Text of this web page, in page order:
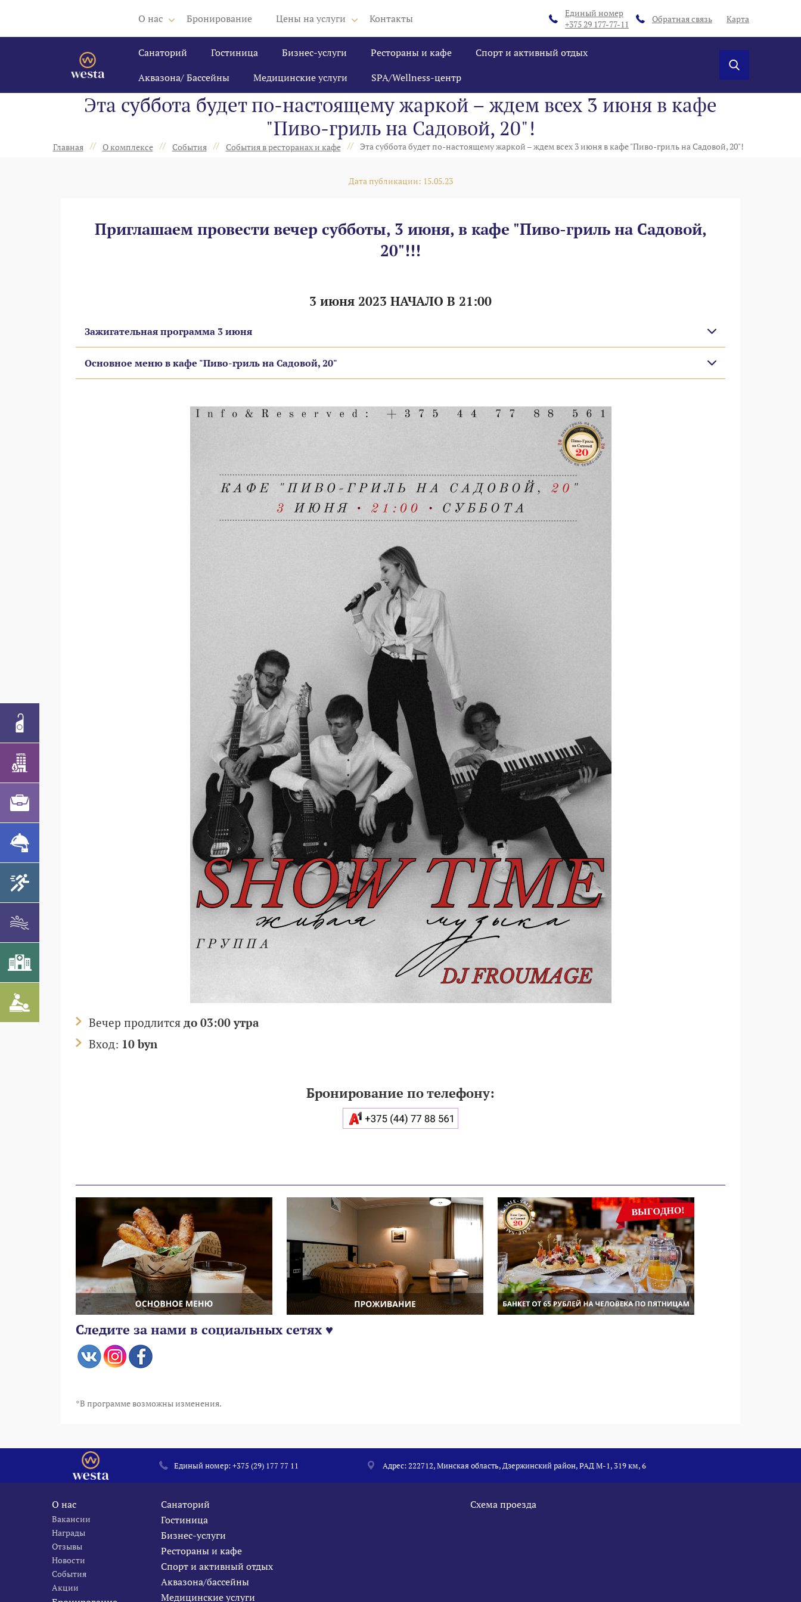
О нас Бронирование Цены на услуги Контакты
Единый номер
+375 29 177-77-11
Обратная связь Карта
Санаторий Гостиница Бизнес-услуги Рестораны и кафе
Спорт и активный отдых
Аквазона/ Бассейны
Медицинские услуги SPA/Wellness-центр
Эта суббота будет по-настоящему жаркой – ждем всех 3 июня в кафе
"Пиво-гриль на Садовой, 20"!
Главная // О комплексе // События // События в ресторанах и кафе // Эта суббота будет по-настоящему жаркой – ждем всех 3 июня в кафе "Пиво-гриль на Садовой, 20"!
Дата публикации: 15.05.23
Приглашаем провести вечер субботы, 3 июня, в кафе "Пиво-гриль на Садовой,
20"!!!
3 июня 2023 НАЧАЛО В 21:00
Зажигательная программа 3 июня
Основное меню в кафе "Пиво-гриль на Садовой, 20"
Вечер продлится до 03:00 утра
Вход: 10 byn
Бронирование по телефону:
Следите за нами в социальных сетях ♥
*В программе возможны изменения.
Единый номер:+375 (29) 177 77 11 Адрес: 222712, Минская область, Дзержинский район, РАД М-1, 319 км, 6
О нас
Вакансии
Награды
Отзывы
Новости
События
Акции
Санаторий
Гостиница
Бизнес-услуги
Рестораны и кафе
Спорт и активный отдых
Аквазона/бассейны
Медицинские услуги
Схема проезда